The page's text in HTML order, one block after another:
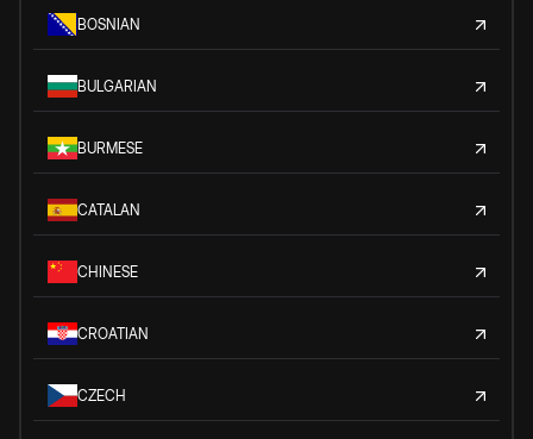
BOSNIAN
BULGARIAN
BURMESE
CATALAN
CHINESE
CROATIAN
CZECH